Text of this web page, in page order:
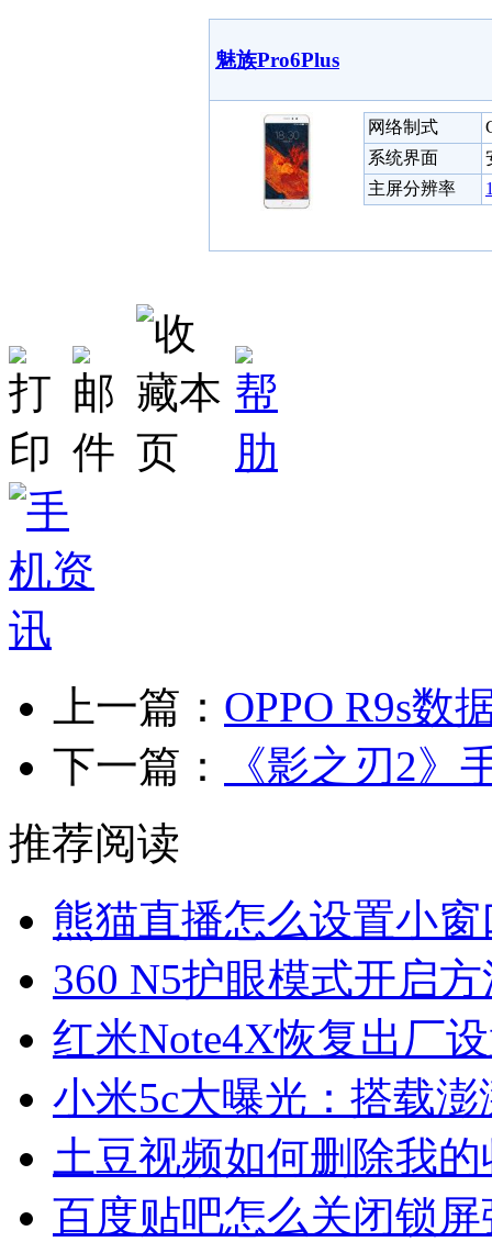
魅族Pro6Plus
网络制式
系统界面
主屏分辨率
上一篇： OPPO R9s数
下一篇：
《影之刃2》
推荐阅读
熊猫直播怎么设置小
360 N5护眼模式开启
红米Note4X恢复出厂
小米5c大曝光：搭载
土豆视频如何删除我
百度贴吧怎么关闭锁